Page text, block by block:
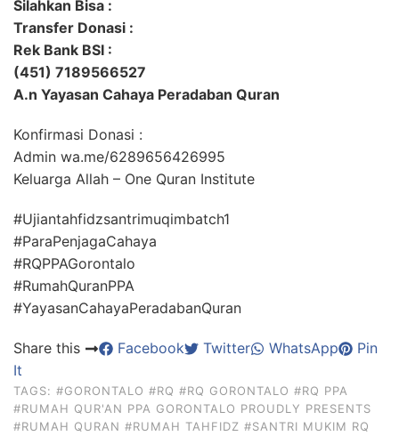
Silahkan Bisa :
Transfer Donasi :
Rek Bank BSI :
(451) 7189566527
A.n Yayasan Cahaya Peradaban Quran
Konfirmasi Donasi :
Admin wa.me/6289656426995
Keluarga Allah – One Quran Institute
#Ujiantahfidzsantrimuqimbatch1
#ParaPenjagaCahaya
#RQPPAGorontalo
#RumahQuranPPA
#YayasanCahayaPeradabanQuran
Share this Facebook Twitter WhatsApp
Pin
It
TAGS: #GORONTALO #RQ #RQ GORONTALO #RQ PPA
#RUMAH QUR'AN PPA GORONTALO PROUDLY PRESENTS
#RUMAH QURAN #RUMAH TAHFIDZ #SANTRI MUKIM RQ